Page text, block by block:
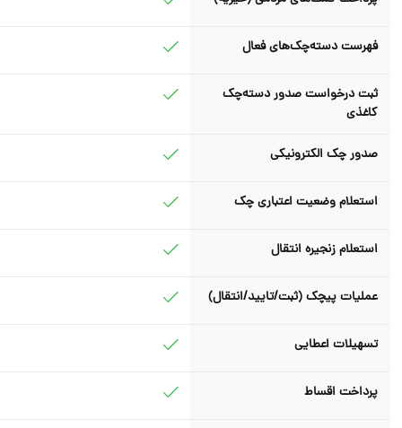
فهرست دسته‌چک‌های فعال
ثبت درخواست صدور دسته‌چک
کاغذی
صدور چک الکترونیکی
استعلام وضعیت اعتباری چک
استعلام زنجیره انتقال
عملیات پیچک (ثبت/تایید/انتقال)
تسهیلات اعطایی
پرداخت اقساط